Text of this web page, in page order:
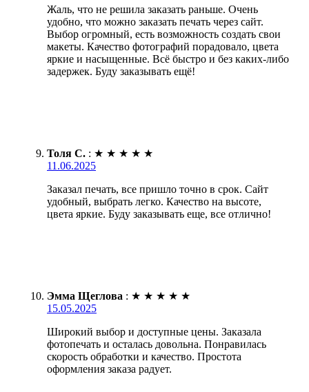
Жаль, что не решила заказать раньше. Очень
удобно, что можно заказать печать через сайт.
Выбор огромный, есть возможность создать свои
макеты. Качество фотографий порадовало, цвета
яркие и насыщенные. Всё быстро и без каких-либо
задержек. Буду заказывать ещё!
Толя С. : ★ ★ ★ ★ ★
11.06.2025
Заказал печать, все пришло точно в срок. Сайт
удобный, выбрать легко. Качество на высоте,
цвета яркие. Буду заказывать еще, все отлично!
Эмма Щеглова : ★ ★ ★ ★ ★
15.05.2025
Широкий выбор и доступные цены. Заказала
фотопечать и осталась довольна. Понравилась
скорость обработки и качество. Простота
оформления заказа радует.